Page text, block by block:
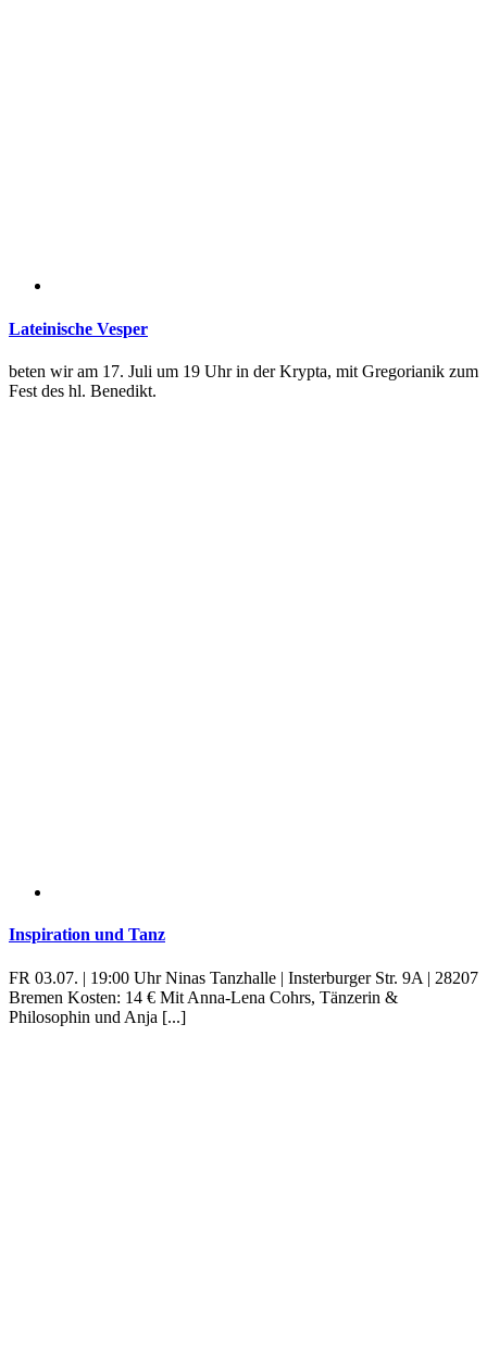
Lateinische Vesper
beten wir am 17. Juli um 19 Uhr in der Krypta, mit Gregorianik zum
Fest des hl. Benedikt.
Inspiration und Tanz
FR 03.07. | 19:00 Uhr Ninas Tanzhalle | Insterburger Str. 9A | 28207
Bremen Kosten: 14 € Mit Anna-Lena Cohrs, Tänzerin &
Philosophin und Anja [...]